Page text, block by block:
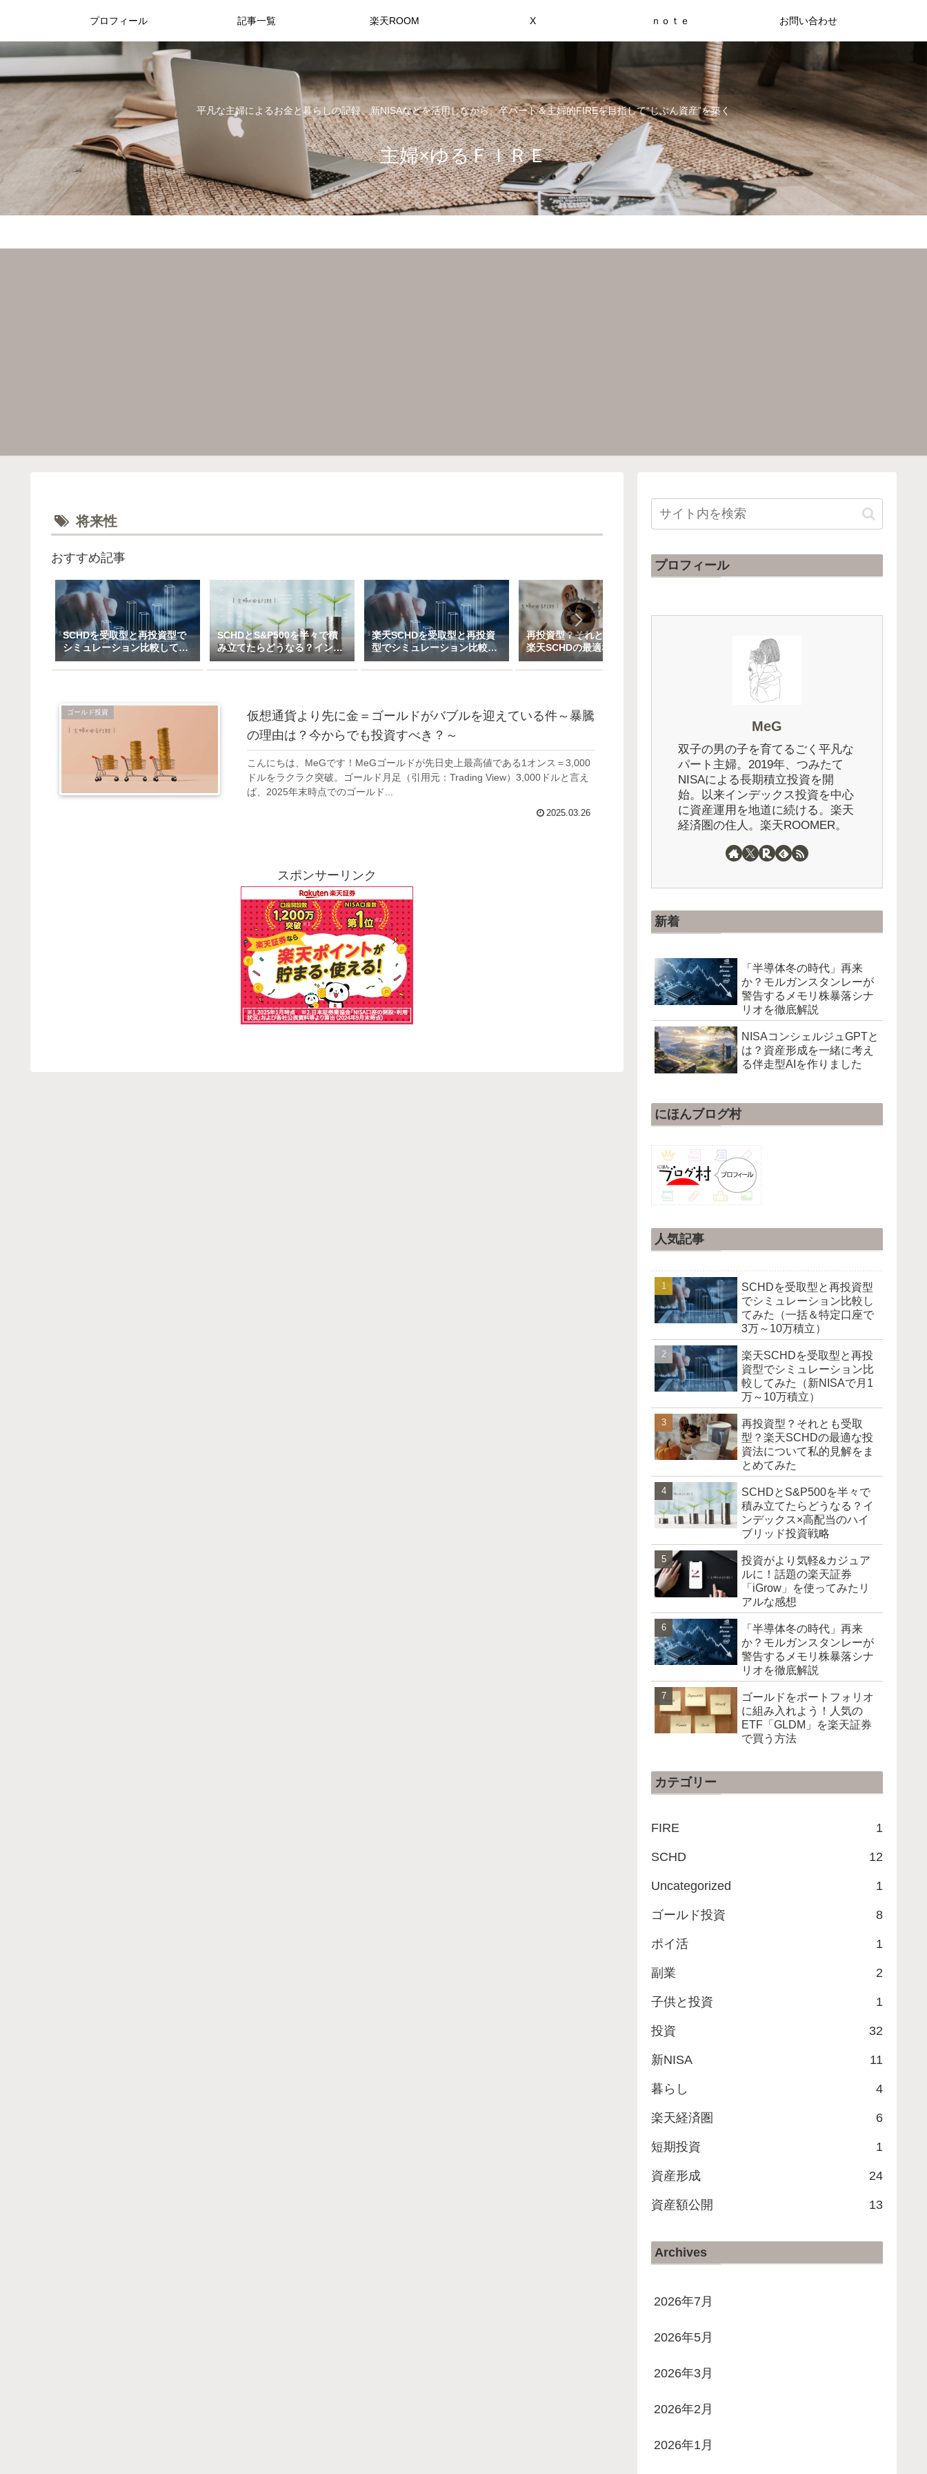
平凡な主婦によるお金と暮らしの記録。新NISAなどを活用しながら、卒パート＆主婦的FIREを目指して“じぶん資産”を築く
主婦×ゆるＦＩＲＥ
プロフィール 記事一覧 楽天ROOM X ｎｏｔｅ お問い合わせ
将来性
おすすめ記事
SCHDを受取型と再投資型で
シミュレーション比較してみ
た（一括＆特定口座で3万～
10万積立）
SCHDとS&P500を半々で積
み立てたらどうなる？インデ
ックス×高配当のハイブリッ
ド投資戦略
楽天SCHDを受取型と再投資
型でシミュレーション比較し
てみた（新NISAで月1万～10
万積立）
再投資型？それとも受取型？
楽天SCHDの最適な投資法に
ついて私的見解をまとめてみ
た
組み入れよう！人気の
ETF「GLDM」を楽天証券で
ゴールド投資
仮想通貨より先に金＝ゴールドがバブルを迎えている件～暴騰
の理由は？今からでも投資すべき？～
こんにちは、MeGです！MeGゴールドが先日史上最高値である1オンス＝3,000
ドルをラクラク突破。ゴールド月足（引用元：Trading View）3,000ドルと言え
ば、2025年末時点でのゴールド...
2025.03.26
スポンサーリンク
プロフィール
MeG
双子の男の子を育てるごく平凡な
パート主婦。2019年、つみたて
NISAによる長期積立投資を開
始。以来インデックス投資を中心
に資産運用を地道に続ける。楽天
経済圏の住人。楽天ROOMER。
新着
「半導体冬の時代」再来
か？モルガンスタンレーが
警告するメモリ株暴落シナ
リオを徹底解説
NISAコンシェルジュGPTと
は？資産形成を一緒に考え
る伴走型AIを作りました
にほんブログ村
人気記事
SCHDを受取型と再投資型
でシミュレーション比較し
てみた（一括＆特定口座で
3万～10万積立）
楽天SCHDを受取型と再投
資型でシミュレーション比
較してみた（新NISAで月1
万～10万積立）
再投資型？それとも受取
型？楽天SCHDの最適な投
資法について私的見解をま
とめてみた
SCHDとS&P500を半々で
積み立てたらどうなる？イ
ンデックス×高配当のハイ
ブリッド投資戦略
投資がより気軽&カジュア
ルに！話題の楽天証券
「iGrow」を使ってみたリ
アルな感想
「半導体冬の時代」再来
か？モルガンスタンレーが
警告するメモリ株暴落シナ
リオを徹底解説
ゴールドをポートフォリオ
に組み入れよう！人気の
ETF「GLDM」を楽天証券
で買う方法
カテゴリー
FIRE 1
SCHD 12
Uncategorized 1
ゴールド投資 8
ポイ活 1
副業 2
子供と投資 1
投資 32
新NISA 11
暮らし 4
楽天経済圏 6
短期投資 1
資産形成 24
資産額公開 13
Archives
2026年7月
2026年5月
2026年3月
2026年2月
2026年1月